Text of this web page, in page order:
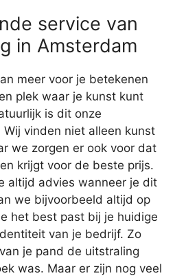
service van
in Amsterdam
meer voor je betekenen
plek waar je kunst kunt
is dit onze
vinden niet alleen kunst
we zorgen er ook voor dat
krijgt voor de beste prijs.
altijd advies wanneer je dit
we bijvoorbeeld altijd op
het best past bij je huidige
van je bedrijf. Zo
je pand de uitstraling
was. Maar er zijn nog veel